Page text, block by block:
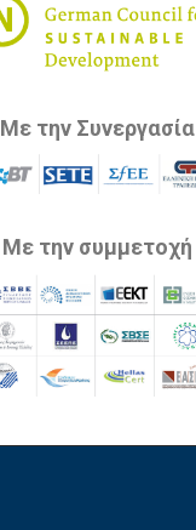
Με την Συνεργασία
Με την συμμετοχή